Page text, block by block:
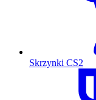
Skrzynki CS2